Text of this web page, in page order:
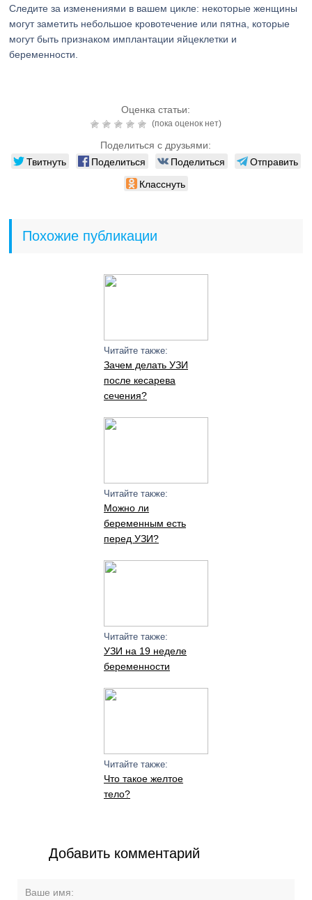
Следите за изменениями в вашем цикле: некоторые женщины
могут заметить небольшое кровотечение или пятна, которые
могут быть признаком имплантации яйцеклетки и
беременности.
Оценка статьи:
(пока оценок нет)
Поделиться с друзьями:
Твитнуть Поделиться Поделиться
Отправить
Класснуть
Похожие публикации
Читайте также:
Зачем делать УЗИ
после кесарева
сечения?
Читайте также:
Можно ли
беременным есть
перед УЗИ?
Читайте также:
УЗИ на 19 неделе
беременности
Читайте также:
Что такое желтое
тело?
Добавить комментарий